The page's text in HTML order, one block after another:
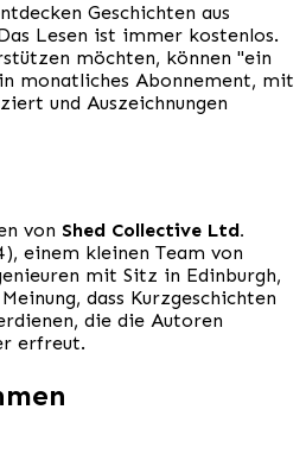
Geschichten aus
Lesen ist immer kostenlos.
möchten, können "ein
monatliches Abonnement, mit
und Auszeichnungen
von Shed Collective Ltd.
einem kleinen Team von
mit Sitz in Edinburgh,
dass Kurzgeschichten
die die Autoren
erfreut.